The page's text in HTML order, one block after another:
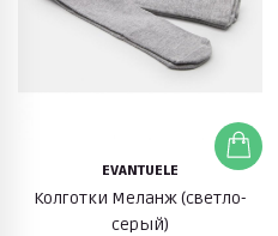
EVANTUELE
Колготки Меланж (светло-
серый)